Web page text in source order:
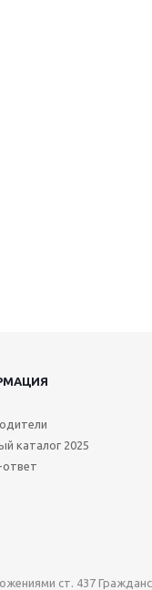
каталог 2025
ст. 437